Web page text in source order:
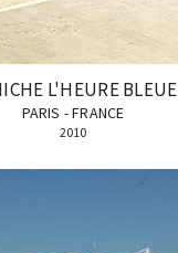
L'HEURE BLEUE
PARIS - FRANCE
2010